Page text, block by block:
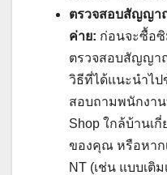
ตรวจสอบสัญญา
ค่าย: ก่อนจะซื้อซิ
ตรวจสอบสัญญา
วิธีที่ได้แนะนำไ
สอบถามพนักงา
Shop ใกล้บ้านเ
ของคุณ หรือหาก
NT (เช่น แบบเติ